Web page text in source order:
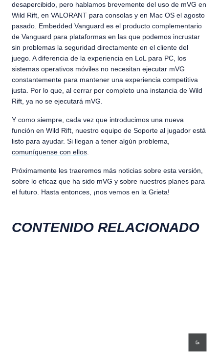
desapercibido, pero hablamos brevemente del uso de mVG en
Wild Rift, en VALORANT para consolas y en Mac OS el agosto
pasado. Embedded Vanguard es el producto complementario
de Vanguard para plataformas en las que podemos incrustar
sin problemas la seguridad directamente en el cliente del
juego. A diferencia de la experiencia en LoL para PC, los
sistemas operativos móviles no necesitan ejecutar mVG
constantemente para mantener una experiencia competitiva
justa. Por lo que, al cerrar por completo una instancia de Wild
Rift, ya no se ejecutará mVG.
Y como siempre, cada vez que introducimos una nueva
función en Wild Rift, nuestro equipo de Soporte al jugador está
listo para ayudar. Si llegan a tener algún problema,
comuníquense con ellos.
Próximamente les traeremos más noticias sobre esta versión,
sobre lo eficaz que ha sido mVG y sobre nuestros planes para
el futuro. Hasta entonces, ¡nos vemos en la Grieta!
CONTENIDO RELACIONADO